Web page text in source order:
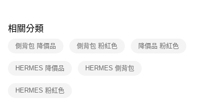
客戶支援中心」
【注意事項】
１．透過由恩沛科技股份有限公司提供之「AFTEE先享後付」服務完成之交
權轉讓予恩沛科技股份有限公司。
https://aftee.tw/terms/#terms3
３．未成年的使用者請事先徵得法定代理人或監護人之同意方可使用
免運費
相關分類
側背包 降價品 側背包 粉紅色 降價品 粉紅色
HERMES 降價品 HERMES 側背包
HERMES 粉紅色